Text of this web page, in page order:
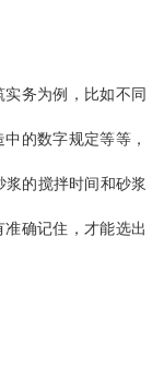
务为例，比如不同
的数字规定等等，
的搅拌时间和砂浆
确记住，才能选出